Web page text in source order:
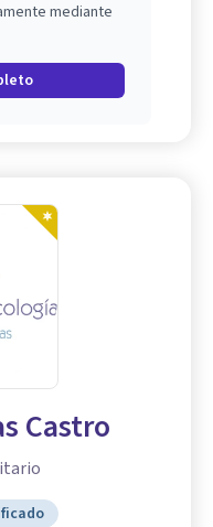
mediante
Castro